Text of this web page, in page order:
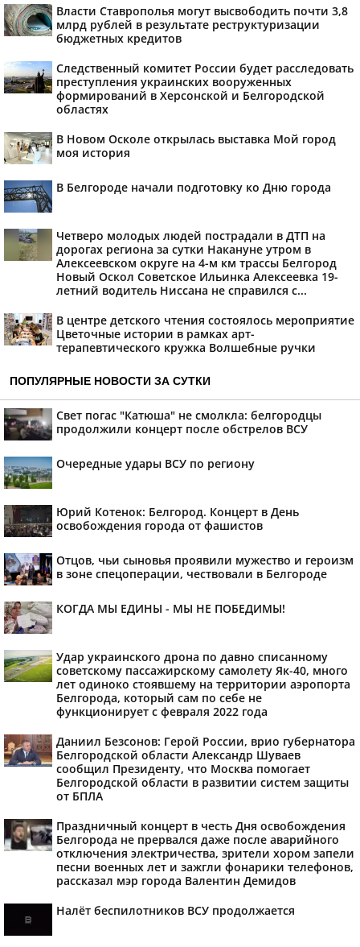
Власти Ставрополья могут высвободить почти 3,8
млрд рублей в результате реструктуризации
бюджетных кредитов
Следственный комитет России будет расследовать
преступления украинских вооруженных
формирований в Херсонской и Белгородской
областях
В Новом Осколе открылась выставка Мой город
моя история
В Белгороде начали подготовку ко Дню города
Четверо молодых людей пострадали в ДТП на
дорогах региона за сутки Накануне утром в
Алексеевском округе на 4-м км трассы Белгород
Новый Оскол Советское Ильинка Алексеевка 19-
летний водитель Ниссана не справился с...
В центре детского чтения состоялось мероприятие
Цветочные истории в рамках арт-
терапевтического кружка Волшебные ручки
ПОПУЛЯРНЫЕ НОВОСТИ ЗА СУТКИ
Свет погас "Катюша" не смолкла: белгородцы
продолжили концерт после обстрелов ВСУ
Очередные удары ВСУ по региону
Юрий Котенок: Белгород. Концерт в День
освобождения города от фашистов
Отцов, чьи сыновья проявили мужество и героизм
в зоне спецоперации, чествовали в Белгороде
КОГДА МЫ ЕДИНЫ - МЫ НЕ ПОБЕДИМЫ!
Удар украинского дрона по давно списанному
советскому пассажирскому самолету Як-40, много
лет одиноко стоявшему на территории аэропорта
Белгорода, который сам по себе не
функционирует с февраля 2022 года
Даниил Безсонов: Герой России, врио губернатора
Белгородской области Александр Шуваев
сообщил Президенту, что Москва помогает
Белгородской области в развитии систем защиты
от БПЛА
Праздничный концерт в честь Дня освобождения
Белгорода не прервался даже после аварийного
отключения электричества, зрители хором запели
песни военных лет и зажгли фонарики телефонов,
рассказал мэр города Валентин Демидов
Налёт беспилотников ВСУ продолжается